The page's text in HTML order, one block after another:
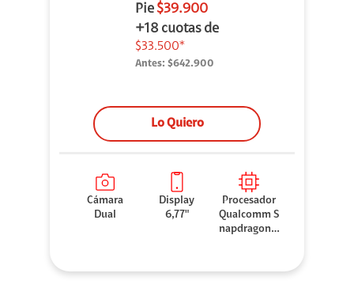
Pie $39.900
+18 cuotas de
$33.500*
Antes: $642.900
Lo Quiero
Cámara
Dual
Display
6,77"
Procesador
Qualcomm S
napdragon 7